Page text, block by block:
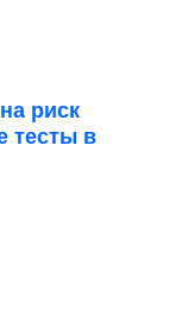
риск
тесты в